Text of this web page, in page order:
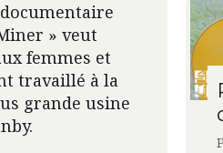
» veut
femmes et
travaillé à la
grande usine